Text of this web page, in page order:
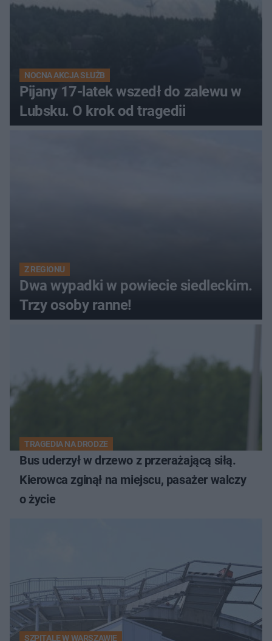
NOCNA AKCJA SŁUŻB
Pijany 17-latek wszedł do zalewu w
Lubsku. O krok od tragedii
Z REGIONU
Dwa wypadki w powiecie siedleckim.
Trzy osoby ranne!
TRAGEDIA NA DRODZE
Bus uderzył w drzewo z przerażającą siłą.
Kierowca zginął na miejscu, pasażer walczy
o życie
SZPITALE W WARSZAWIE